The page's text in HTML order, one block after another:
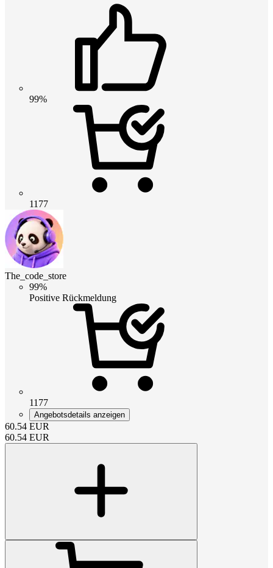
99%
1177
The_code_store
99%
Positive Rückmeldung
1177
Angebotsdetails anzeigen
60.54 EUR
60.54 EUR